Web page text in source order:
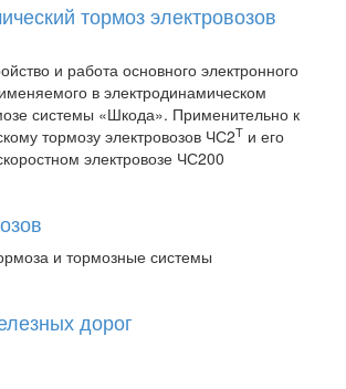
тормоз электровозов
и работа основного электронного
в электродинамическом
системы «Шкода». Применительно к
тормозу электровозов ЧС2Т и его
электровозе ЧС200
и тормозные системы
дорог